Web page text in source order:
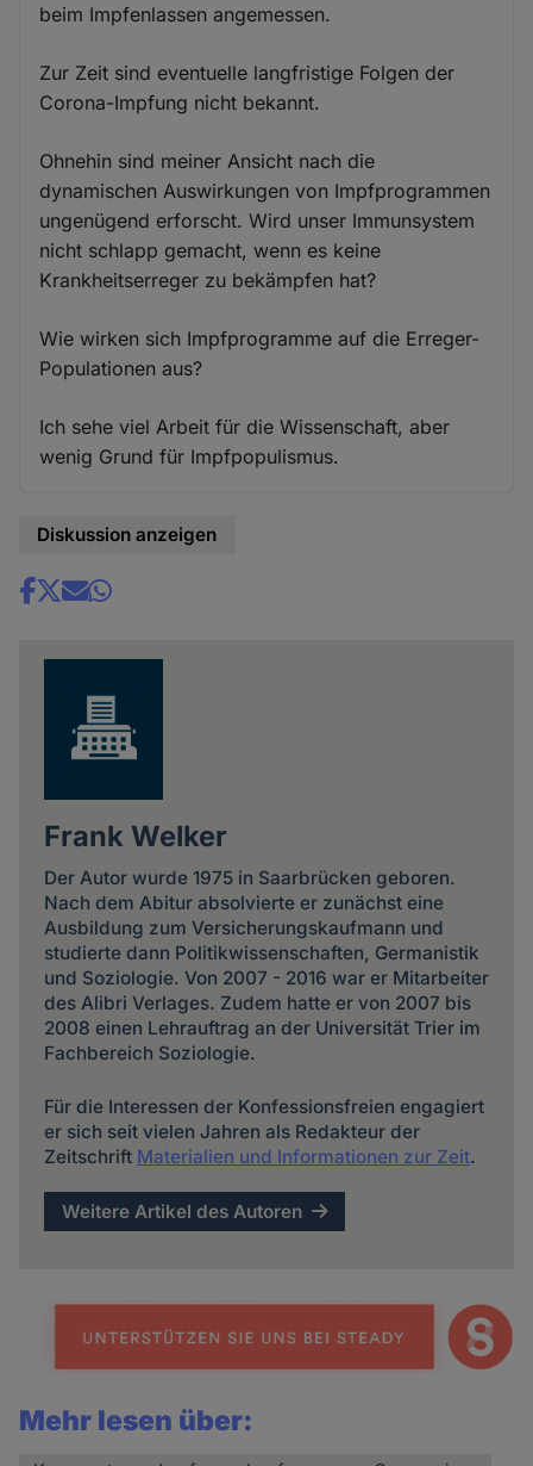
beim Impfenlassen angemessen.
Zur Zeit sind eventuelle langfristige Folgen der
Corona-Impfung nicht bekannt.
Ohnehin sind meiner Ansicht nach die
dynamischen Auswirkungen von Impfprogrammen
ungenügend erforscht. Wird unser Immunsystem
nicht schlapp gemacht, wenn es keine
Krankheitserreger zu bekämpfen hat?
Wie wirken sich Impfprogramme auf die Erreger-
Populationen aus?
Ich sehe viel Arbeit für die Wissenschaft, aber
wenig Grund für Impfpopulismus.
Diskussion anzeigen
Share
Frank Welker
Der Autor wurde 1975 in Saarbrücken geboren.
Nach dem Abitur absolvierte er zunächst eine
Ausbildung zum Versicherungskaufmann und
studierte dann Politikwissenschaften, Germanistik
und Soziologie. Von 2007 - 2016 war er Mitarbeiter
des Alibri Verlages. Zudem hatte er von 2007 bis
2008 einen Lehrauftrag an der Universität Trier im
Fachbereich Soziologie.
Für die Interessen der Konfessionsfreien engagiert
er sich seit vielen Jahren als Redakteur der
Zeitschrift Materialien und Informationen zur Zeit.
Weitere Artikel des Autoren
Mehr lesen über: